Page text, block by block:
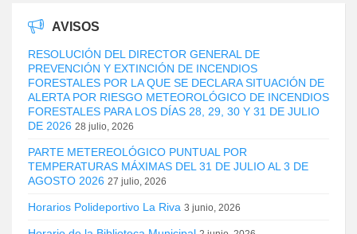
AVISOS
RESOLUCIÓN DEL DIRECTOR GENERAL DE
PREVENCIÓN Y EXTINCIÓN DE INCENDIOS
FORESTALES POR LA QUE SE DECLARA SITUACIÓN DE
ALERTA POR RIESGO METEOROLÓGICO DE INCENDIOS
FORESTALES PARA LOS DÍAS 28, 29, 30 Y 31 DE JULIO
DE 2026 28 julio, 2026
PARTE METEREOLÓGICO PUNTUAL POR
TEMPERATURAS MÁXIMAS DEL 31 DE JULIO AL 3 DE
AGOSTO 2026 27 julio, 2026
Horarios Polideportivo La Riva 3 junio, 2026